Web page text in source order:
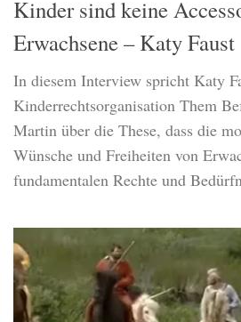
Kinder sind keine
Erwachsene – Katy Faust
In diesem Interview spricht Katy
Kinderrechtsorganisation Them
Martin über die These, dass die
Wünsche und Freiheiten von
fundamentalen Rechte und